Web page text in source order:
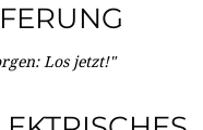
Los jetzt!"